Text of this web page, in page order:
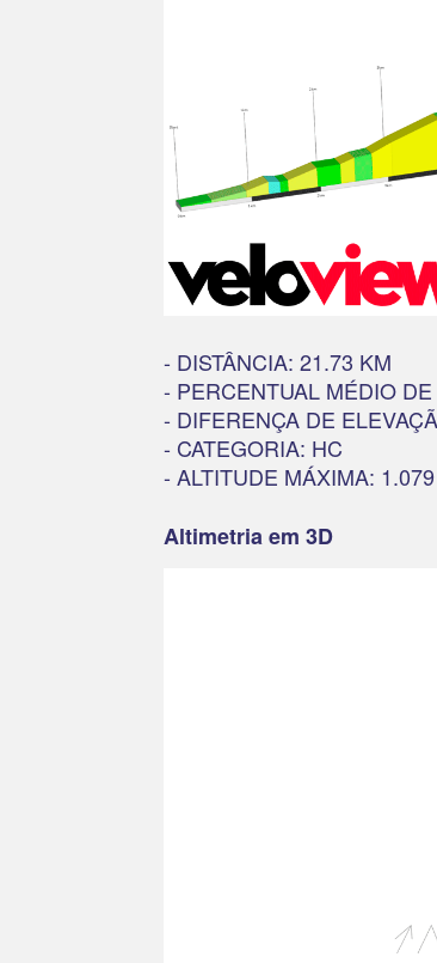
- DISTÂNCIA: 21.73 KM
- PERCENTUAL MÉDIO
- DIFERENÇA DE
- CATEGORIA: HC
- ALTITUDE MÁXIMA:
Altimetria em 3D